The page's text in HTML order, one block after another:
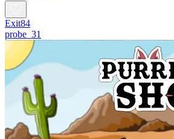
Exit84
probe_31